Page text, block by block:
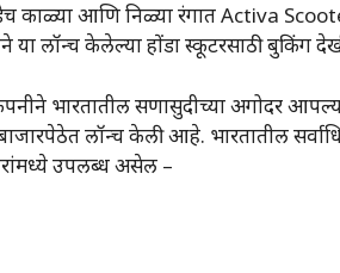
काळ्या आणि निळ्या रंगात Activa
लॉन्च केलेल्या होंडा स्कूटरसाठी बुकिंग
भारतातील सणासुदीच्या अगोदर
लॉन्च केली आहे. भारतातील
उपलब्ध असेल –